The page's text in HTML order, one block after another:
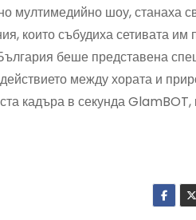
мултимедийно шоу, станаха
които събудиха сетивата им
беше представена
между хората и
кадъра в секунда GlamBOT,